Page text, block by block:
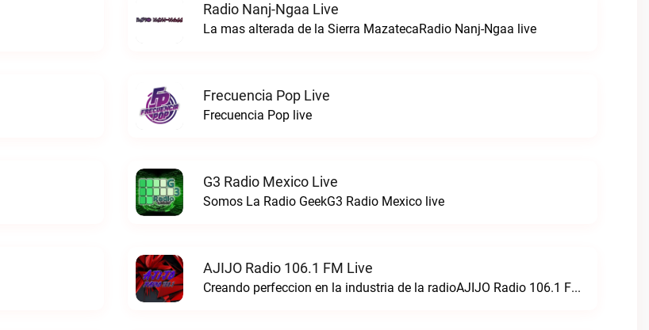
Radio Nanj-Ngaa Live
La mas alterada de la Sierra MazatecaRadio Nanj-Ngaa live
Frecuencia Pop Live
Frecuencia Pop live
G3 Radio Mexico Live
Somos La Radio GeekG3 Radio Mexico live
AJIJO Radio 106.1 FM Live
Creando perfeccion en la industria de la radioAJIJO Radio 106.1 FM live